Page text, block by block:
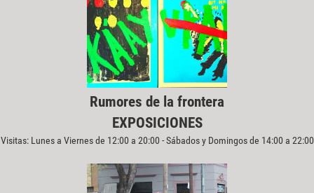
Rumores de la frontera
EXPOSICIONES
Visitas: Lunes a Viernes de 12:00 a 20:00 - Sábados y Domingos de 14:00 a 22:00